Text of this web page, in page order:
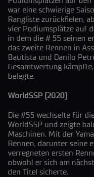
war eine schwierige
Rangliste zurückfielen,
vier Podiumsplätze auf
in dem die # 55 seinen
das zweite Rennen in
Bautista und Danilo
Gesamtwertung
belegte.
WorldSSP (2020)
Die #55 wechselte für
WorldSSP und zeigte
Maschinen. Mit der
Rennen, darunter seine
verregneten ersten
obwohl er sich am
den Titel sicherte.